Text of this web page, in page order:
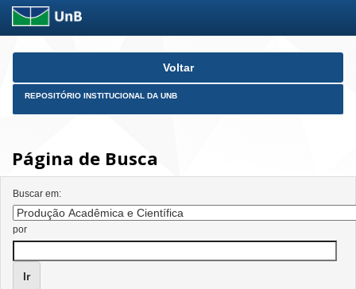
Skip
Voltar
REPOSITÓRIO INSTITUCIONAL DA UNB
Página de Busca
Buscar em:
por